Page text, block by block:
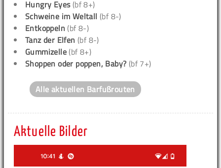
Hungry Eyes(bf 8+)
Schweine im Weltall (bf 8-)
Entkoppeln (bf 8-)
Tanz der Elfen (bf 8-)
Gummizelle (bf 8+)
Shoppen oder poppen, Baby? (bf 7+)
Alle aktuellen Barfußrouten
Aktuelle Bilder